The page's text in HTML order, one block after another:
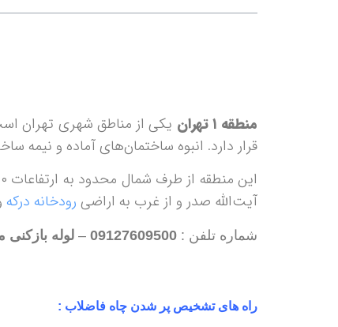
منطقه ۱ تهران
یکی از مناطق شهری تهران
قرار دارد. انبوه ساختمان‌های آماده و نیمه ساخت در
این منطقه از طرف شمال محدود به ارتفاعات ۱۸۰۰ متری دامنه جنوبی کوه‌های
آیت‌الله صدر و از غرب به اراضی رودخانه درکه
شماره تلفن : 09127609500
– لوله
راه های تشخیص پر شدن چاه فاضلاب :